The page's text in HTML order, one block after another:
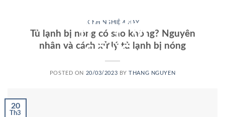
KINH NGHIỆM HAY
Tủ lạnh bị nóng có sao không? Nguyên
nhân và cách xử lý tủ lạnh bị nóng
POSTED ON 20/03/2023 BYTHANG NGUYEN
20
Th3